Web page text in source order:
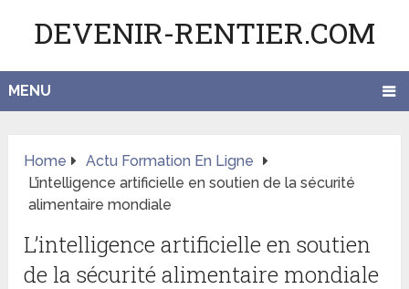
DEVENIR-RENTIER.COM
MENU
Home
Actu Formation En Ligne
L’intelligence artificielle en soutien de la sécurité
alimentaire mondiale
L’intelligence artificielle en soutien
de la sécurité alimentaire mondiale